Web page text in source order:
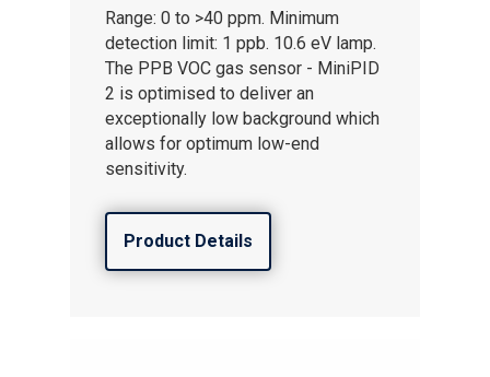
Range: 0 to >40 ppm. Minimum
detection limit: 1 ppb. 10.6 eV lamp.
The PPB VOC gas sensor - MiniPID
2 is optimised to deliver an
exceptionally low background which
allows for optimum low-end
sensitivity.
Product Details